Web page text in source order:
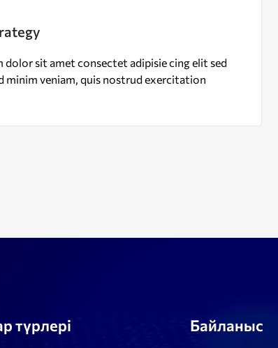
sit amet consectet adipisie cing elit sed
veniam, quis nostrud exercitation
түрлері Байланыс